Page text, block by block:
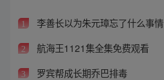
1 李善长以为朱元璋忘了什么事情
2 航海王1121集全集免费观看
3 罗宾帮成长期乔巴排毒